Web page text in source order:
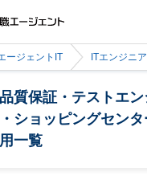
ージェントIT ITエンジニ
質保証・テストエ
ショッピングセン
一覧